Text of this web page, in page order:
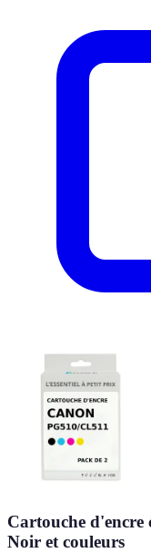
Cartouche d'encre
Noir et couleurs